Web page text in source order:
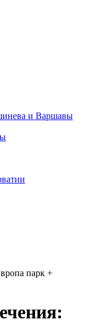
и Варшавы
парк +